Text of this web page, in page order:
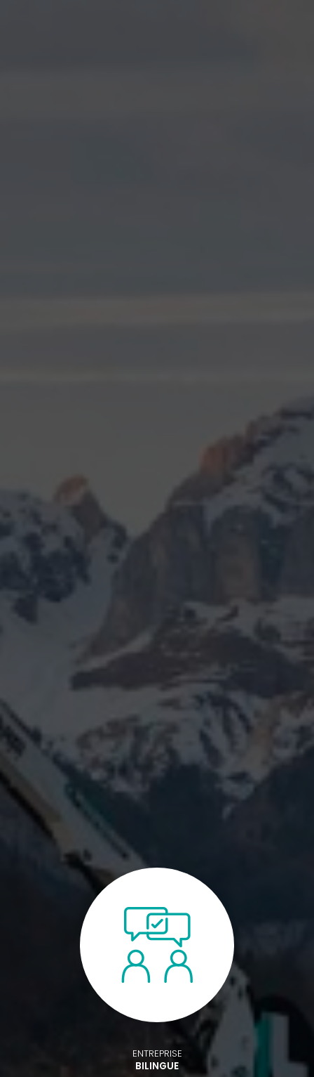
ENTREPRISE
BILINGUE